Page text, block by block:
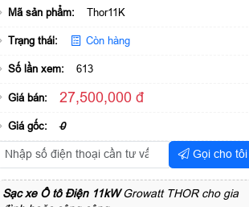
Mã sản phẩm: Thor11K
Trạng thái: Còn hàng
Số lần xem: 613
Giá bán: 27,500,000 đ
Giá gốc: 0
Gọi cho tôi
Sạc xe Ô tô Điện 11kWGrowatt THOR cho gia